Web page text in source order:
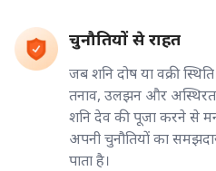
चुनौतियों से राहत
जब शनि दोष या वक्री
तनाव, उलझन और
शनि देव की पूजा करने से
अपनी चुनौतियों का
पाता है।